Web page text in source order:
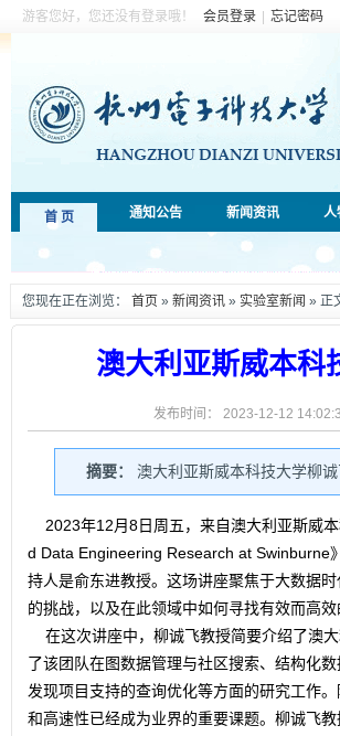
游客您好，您还没有登录哦！ 会员登录 忘记密码
首 页 通知公告 新闻资讯 人
您现在正在浏览： 首页 » 新闻资讯 » 实验室新闻 » 正
澳大利亚斯威本科
发布时间： 2023-12-12
摘要： 澳大利亚斯威本科技大学柳
2023年12月8日周五，来自澳大利亚斯威
d Data Engineering Research at Swinburne
持人是俞东进教授。这场讲座聚焦于大数据
的挑战，以及在此领域中如何寻找有效而高效
在这次讲座中，柳诚飞教授简要介绍了澳
了该团队在图数据管理与社区搜索、结构化
发现项目支持的查询优化等方面的研究工作
和高速性已经成为业界的重要课题。柳诚飞